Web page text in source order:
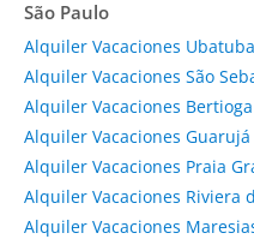
São Paulo
Alquiler Vacaciones Ubatuba
Alquiler Vacaciones São
Alquiler Vacaciones Bertioga
Alquiler Vacaciones Guarujá
Alquiler Vacaciones Praia
Alquiler Vacaciones Riviera
Alquiler Vacaciones